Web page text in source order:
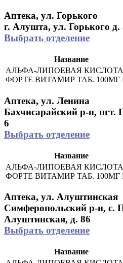
Аптека, ул. Горького
г. Алушта, ул. Горького д.
Выбрать отделение
Название
АЛЬФА-ЛИПОЕВАЯ КИСЛОТА
ФОРТЕ ВИТАМИР ТАБ. 100МГ
Аптека, ул. Ленина
Бахчисарайский р-н, пгт.
6
Выбрать отделение
Название
АЛЬФА-ЛИПОЕВАЯ КИСЛОТА
ФОРТЕ ВИТАМИР ТАБ. 100МГ
Аптека, ул. Алуштинская
Симферопольский р-н, с.
Алуштинская, д. 86
Выбрать отделение
Название